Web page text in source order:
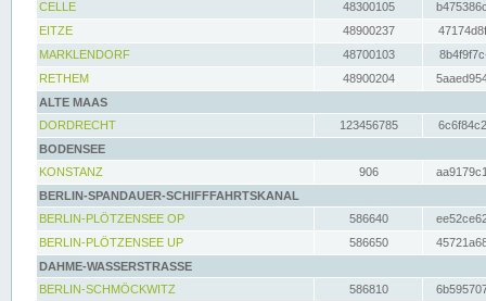
CELLE
48300105
EITZE
48900237
MARKLENDORF
48700103
RETHEM
48900204
ALTE MAAS
DORDRECHT
123456785
BODENSEE
KONSTANZ
906
BERLIN-SPANDAUER-SCHIFFFAHRTSKANAL
BERLIN-PLÖTZENSEE OP
586640
BERLIN-PLÖTZENSEE UP
586650
DAHME-WASSERSTRASSE
BERLIN-SCHMÖCKWITZ
586810